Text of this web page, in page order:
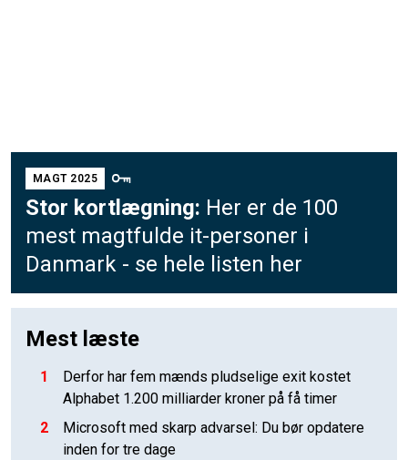
MAGT 2025
Stor kortlægning: Her er de 100
mest magtfulde it-personer i
Danmark - se hele listen her
Mest læste
1
Derfor har fem mænds pludselige exit kostet
Alphabet 1.200 milliarder kroner på få timer
2
Microsoft med skarp advarsel: Du bør opdatere
inden for tre dage